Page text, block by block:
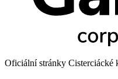
Oficiální stránky